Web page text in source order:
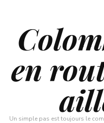
en
Un simple pas est toujours le